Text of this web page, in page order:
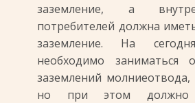
заземление, а
потребителей должна
заземление. На
необходимо заниматься
заземлений молниеотвода,
но при этом должно